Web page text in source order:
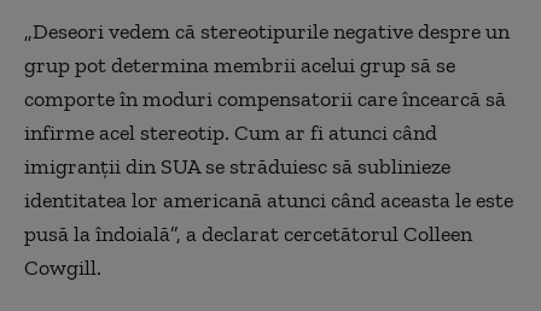
„Deseori vedem că stereotipurile negative despre un
grup pot determina membrii acelui grup să se
comporte în moduri compensatorii care încearcă să
infirme acel stereotip. Cum ar fi atunci când
imigranții din SUA se străduiesc să sublinieze
identitatea lor americană atunci când aceasta le este
pusă la îndoială”, a declarat cercetătorul Colleen
Cowgill.